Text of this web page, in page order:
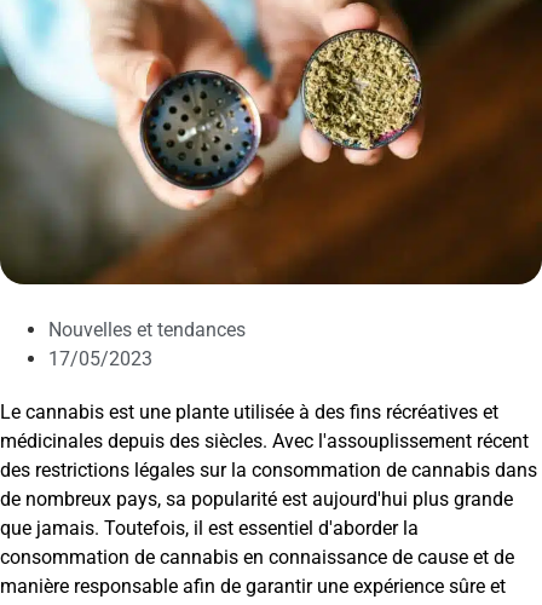
Nouvelles et tendances
17/05/2023
Le cannabis est une plante utilisée à des fins récréatives et
médicinales depuis des siècles. Avec l'assouplissement récent
des restrictions légales sur la consommation de cannabis dans
de nombreux pays, sa popularité est aujourd'hui plus grande
que jamais. Toutefois, il est essentiel d'aborder la
consommation de cannabis en connaissance de cause et de
manière responsable afin de garantir une expérience sûre et